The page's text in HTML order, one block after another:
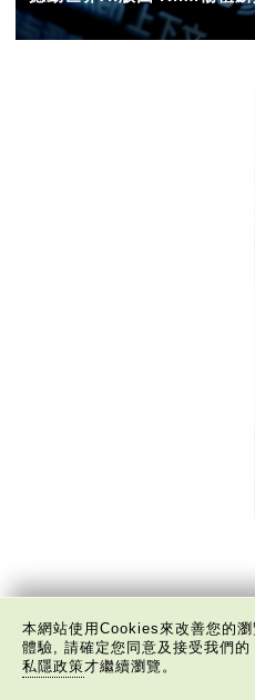
本網站使用Cookies來改善您的瀏
體驗, 請確定您同意及接受我們的
私隱政策才繼續瀏覽。